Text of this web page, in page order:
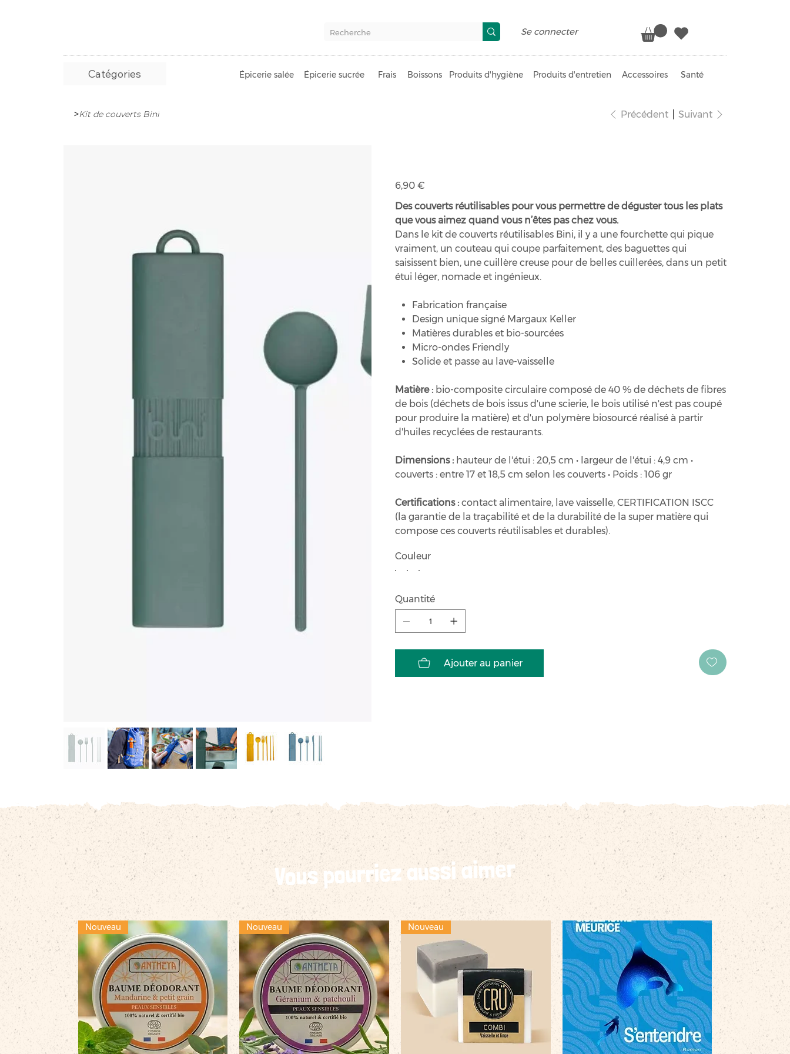
Catégories Épicerie salée Épicerie sucrée Frais Boissons Produits d'hygiène Produits d'entretien Accessoires Santé
Se connecter
>Kit de couverts Bini Précédent Suivant
Prix
6,90 €
Des couverts réutilisables pour vous permettre de déguster tous les plats
que vous aimez quand vous n’êtes pas chez vous.
Dans le kit de couverts réutilisables Bini, il y a une fourchette qui pique
vraiment, un couteau qui coupe parfaitement, des baguettes qui
saisissent bien, une cuillère creuse pour de belles cuillerées, dans un petit
étui léger, nomade et ingénieux.
Fabrication française
Design unique signé Margaux Keller
Matières durables et bio-sourcées
Micro-ondes Friendly
Solide et passe au lave-vaisselle
Matière : bio-composite circulaire composé de 40 % de déchets de fibres
de bois (déchets de bois issus d'une scierie, le bois utilisé n'est pas coupé
pour produire la matière) et d'un polymère biosourcé réalisé à partir
d'huiles recyclées de restaurants.
Dimensions : hauteur de l'étui : 20,5 cm • largeur de l'étui : 4,9 cm •
couverts : entre 17 et 18,5 cm selon les couverts • Poids : 106 gr
Certifications : contact alimentaire, lave vaisselle, CERTIFICATION ISCC
(la garantie de la traçabilité et de la durabilité de la super matière qui
compose ces couverts réutilisables et durables).
Couleur
Quantité
Ajouter au panier
Vous pourriez aussi aimer
Nouveau Nouveau Nouveau